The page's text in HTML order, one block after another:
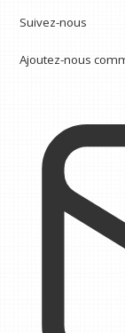
Suivez-nous
Ajoutez-nous